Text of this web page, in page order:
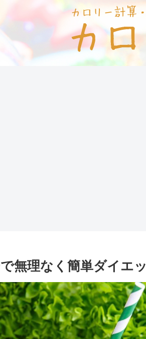
無理なく簡単ダイエ